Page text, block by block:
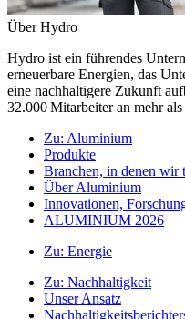
Über Hydro
Hydro ist ein führendes
erneuerbare Energien, das
eine nachhaltigere Zukunft
32.000 Mitarbeiter an mehr
Zu: Aluminium
Produkte
Branchen, in denen wir
Über Aluminium
Innovationen,
ALUMINIUM 2026
Zu: Energie
Zu: Nachhaltigkeit
Unser Ansatz